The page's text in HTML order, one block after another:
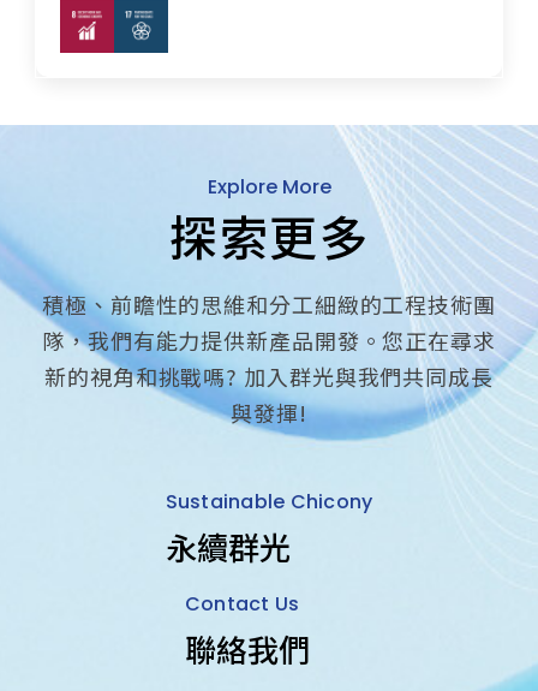
Explore More
探索更多
積極、前瞻性的思維和分工細緻的工程技術團
隊，我們有能力提供新產品開發。您正在尋求
新的視角和挑戰嗎? 加入群光與我們共同成長
與發揮!
Sustainable Chicony
永續群光
Contact Us
聯絡我們